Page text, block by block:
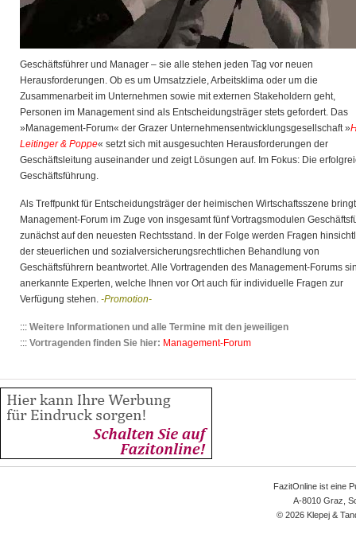
Geschäftsführer und Manager – sie alle stehen jeden Tag vor neuen
Herausforderungen. Ob es um Umsatzziele, Arbeitsklima oder um die
Zusammenarbeit im Unternehmen sowie mit externen Stakeholdern geht,
Personen im Management sind als Entscheidungsträger stets gefordert. Das
»Management-Forum« der Grazer Unternehmensentwicklungsgesellschaft »
Leitinger & Poppe« setzt sich mit ausgesuchten Herausforderungen der
Geschäftsleitung auseinander und zeigt Lösungen auf. Im Fokus: Die
Geschäftsführung.
Als Treffpunkt für Entscheidungsträger der heimischen Wirtschaftsszene
Management-Forum im Zuge von insgesamt fünf Vortragsmodulen
zunächst auf den neuesten Rechtsstand. In der Folge werden Fragen
der steuerlichen und sozialversicherungsrechtlichen Behandlung von
Geschäftsführern beantwortet. Alle Vortragenden des Management-Forums
anerkannte Experten, welche Ihnen vor Ort auch für individuelle Fragen zur
Verfügung stehen. -Promotion-
::: Weitere Informationen und alle Termine mit den jeweiligen
::: Vortragenden finden Sie hier: Management-Forum
FazitOnline ist eine
A-8010 Graz,
© 2026 Klepej &